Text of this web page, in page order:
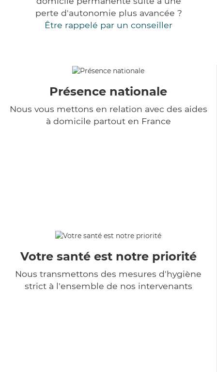
perte d'autonomie plus avancée ?
Être rappelé par un conseiller
Présence nationale
Nous vous mettons en relation avec des aides
à domicile partout en France
Votre santé est notre priorité
Nous transmettons des mesures d'hygiène
strict à l'ensemble de nos intervenants